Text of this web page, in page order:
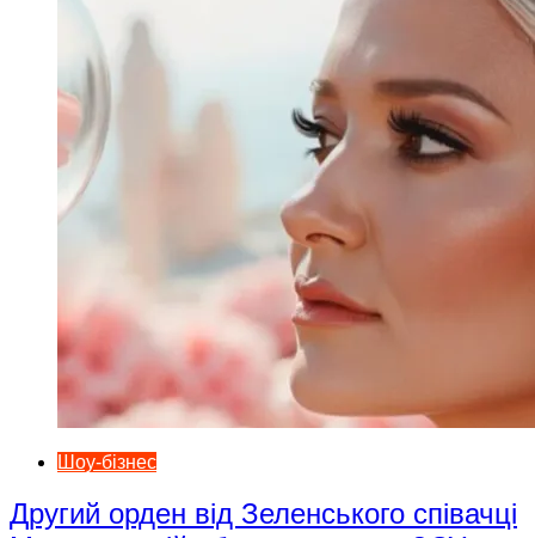
Шоу-бізнес
Другий орден від Зеленського співачці